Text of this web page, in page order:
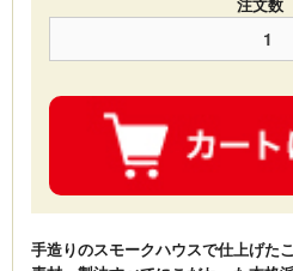
注文数
手造りのスモークハウスで仕上げた